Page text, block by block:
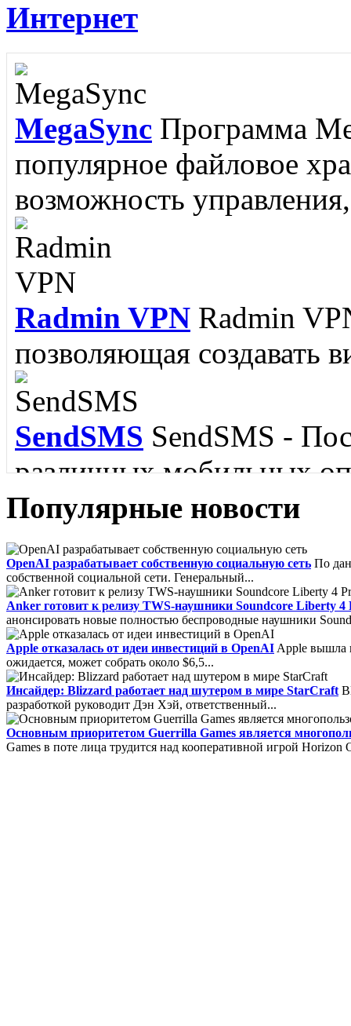
SciteSciTE - это
редактор,
RJ TextedРедактор RJ
написании программ, но
поскольку
Memorize ITMemorize It
пополнить словарный
языка....
IBM Lotus Symphony
пакет для Linux....
Filler PilotFiller Pilot -
заполнения бланков,
Интернет
MegaSync Программа
популярное файловое
возможность
Radmin VPN Radmin
позволяющая создавать
SendSMS SendSMS -
различных мобильных
FoxMailFoxmail -
обладающий
SMTP, MAPI и RSS....
Core FTPCore FTP -
Популярные новости
OpenAI разрабатывает собственную социальную сеть По
собственной социальной сети. Генеральный...
Anker готовит к релизу TWS-наушники Soundcore Liberty 4
анонсировать новые полностью беспроводные наушники
Apple отказалась от идеи инвестиций в OpenAI Apple вышла
ожидается, может собрать около $6,5...
Инсайдер: Blizzard работает над шутером в мире StarCraft
разработкой руководит Дэн Хэй, ответственный...
Основным приоритетом Guerrilla Games является
Games в поте лица трудится над кооперативной игрой Horizon